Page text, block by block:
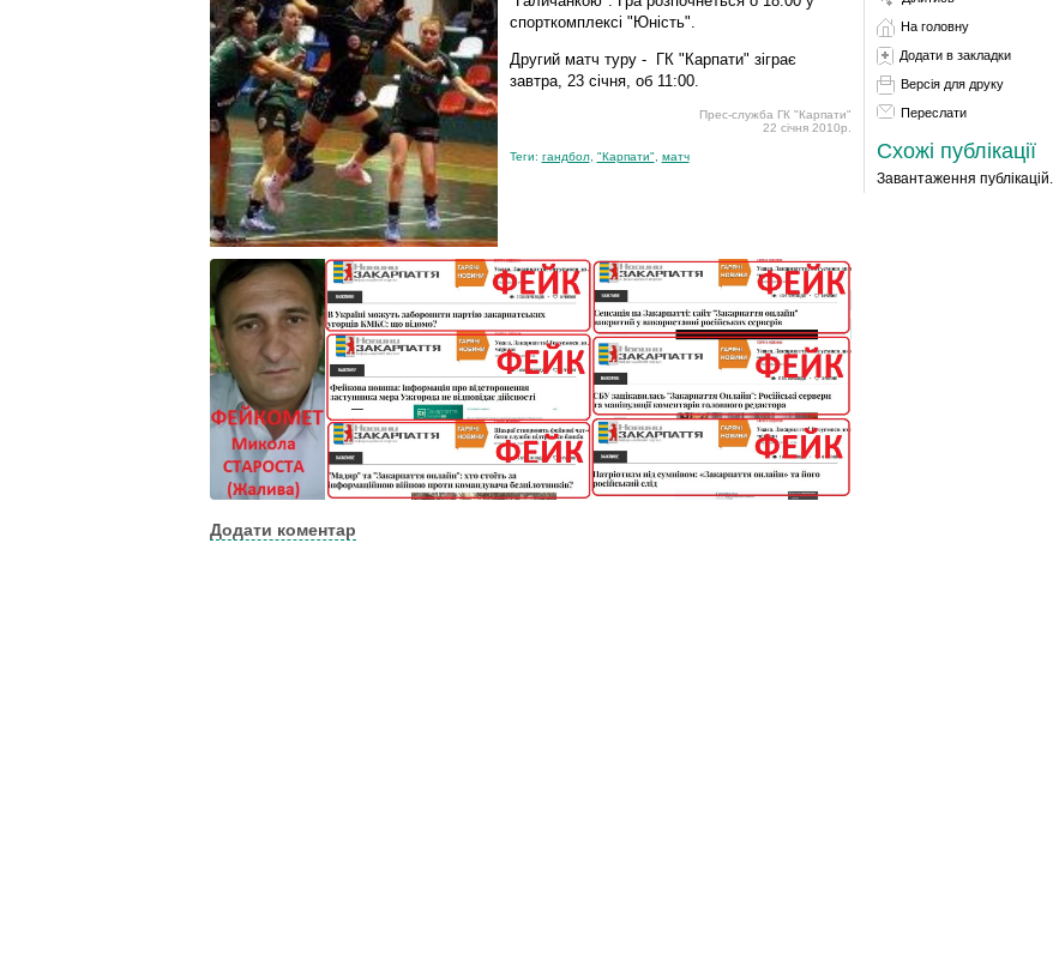
спорткомплексі "Юність".
Другий матч туру - ГК "Карпати" зіграє
завтра, 23 січня, об 11:00.
Прес-служба ГК "Карпати"
22 січня 2010р.
Теги: гандбол, "Карпати", матч
Додати коментар
На головну
Додати в закладки
Версія для друку
Переслати
Схожі публікації
Завантаження публікацій...